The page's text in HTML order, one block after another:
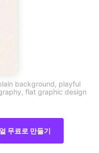
background, playful
flat graphic design
무료로 만들기